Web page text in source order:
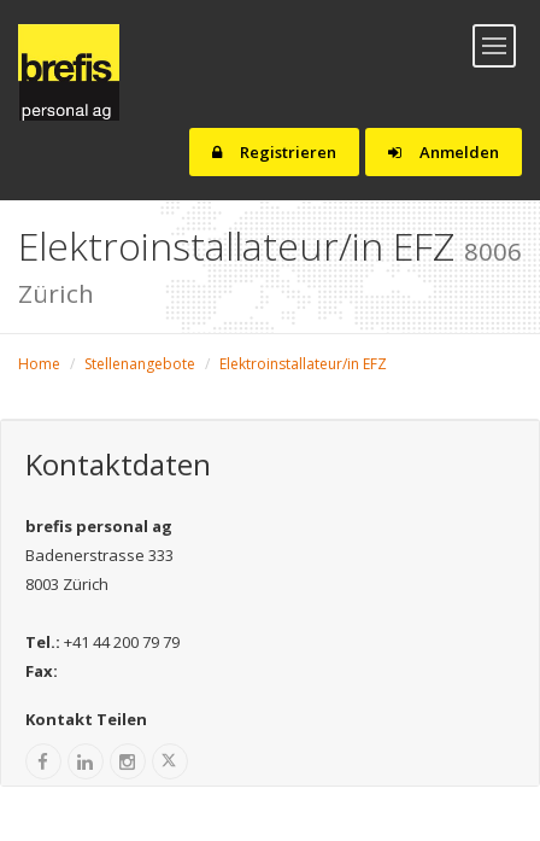
Anmelden
Registrieren
Toggle
Elektroinstallateur/in EFZ8006
Zürich
Home Stellenangebote Elektroinstallateur/in EFZ
Kontaktdaten
brefis personal ag
Badenerstrasse 333
8003 Zürich
Tel.: +41 44 200 79 79
Fax:
Kontakt Teilen